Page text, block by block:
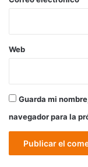
Web
Guarda mi
navegador para la